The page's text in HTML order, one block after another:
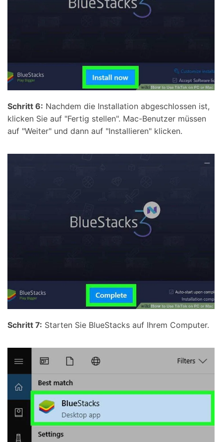
Schritt 6: Nachdem die Installation abgeschlossen ist,
klicken Sie auf "Fertig stellen". Mac-Benutzer müssen
auf "Weiter" und dann auf "Installieren" klicken.
Schritt 7: Starten Sie BlueStacks auf Ihrem Computer.